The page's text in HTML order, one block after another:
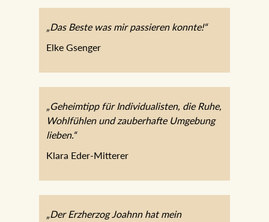
„Das Beste was mir passieren konnte!“
Elke Gsenger
„Geheimtipp für Individualisten, die Ruhe,
Wohlfühlen und zauberhafte Umgebung
lieben.“
Klara Eder-Mitterer
„Der Erzherzog Joahnn hat mein